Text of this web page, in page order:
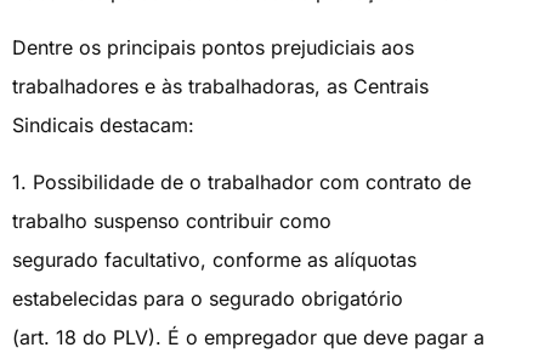
Dentre os principais pontos prejudiciais aos
trabalhadores e às trabalhadoras, as Centrais
Sindicais destacam:
1. Possibilidade de o trabalhador com contrato de
trabalho suspenso contribuir como
segurado facultativo, conforme as alíquotas
estabelecidas para o segurado obrigatório
(art. 18 do PLV). É o empregador que deve pagar a